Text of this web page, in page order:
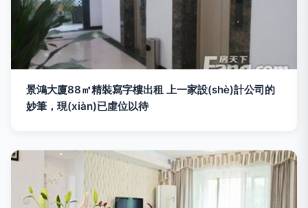
景鴻大廈88㎡精裝寫字樓出租 上一家設(shè)計公司的
妙筆，現(xiàn)已虛位以待